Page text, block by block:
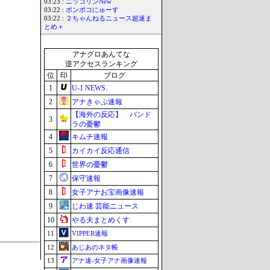
03:23 : ニッコリンNew
03:22 : ポンポコにゅーす
03:22 :
２ちゃんねるニュース超速ま
とめ＋
アナグロあんてな
逆アクセスランキング
位
印
ブログ
1
U-1 NEWS.
2
アナきゃぷ速報
3
【海外の反応】 パンド
ラの憂鬱
4
キムチ速報
5
カイカイ反応通信
6
世界の憂鬱
7
保守速報
8
女子アナお宝画像速報
9
じわ速 芸能ニュース
10
やる夫まとめくす
11
VIPPER速報
12
あじあのネタ帳
13
アナ速‐女子アナ画像速報